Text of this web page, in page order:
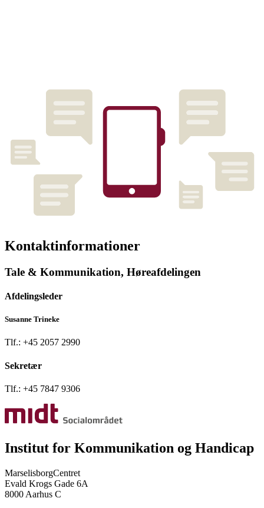
Kontaktinformationer
Tale & Kommunikation, Høreafdelingen
Afdelingsleder
Susanne Trineke
Tlf.: +45 2057 2990
Sekretær
Tlf.: +45 7847 9306
Institut for Kommunikation og Handicap
MarselisborgCentret
Evald Krogs Gade 6A
8000 Aarhus C